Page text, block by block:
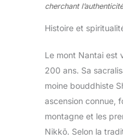
cherchant l’authenticité
Histoire et
Le mont Nantai est
200 ans. Sa
moine bouddhiste
ascension connue,
montagne et les
Nikkō. Selon la